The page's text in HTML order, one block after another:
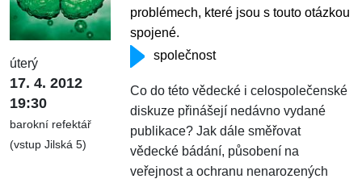
úterý
17. 4. 2012
19:30
barokní refektář
(vstup Jilská 5)
problémech, které jsou s touto otázkou
spojené.
společnost
Co do této vědecké i celospolečenské
diskuze přinášejí nedávno vydané
publikace? Jak dále směřovat
vědecké bádání, působení na
veřejnost a ochranu nenarozených